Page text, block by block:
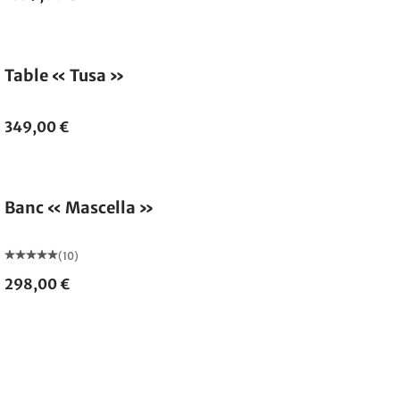
Table « Tusa »
349,00 €
Banc « Mascella »
(10)
298,00 €